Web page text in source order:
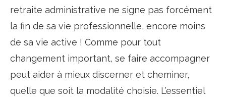
retraite administrative ne signe pas forcément
la fin de sa vie professionnelle, encore moins
de sa vie active ! Comme pour tout
changement important, se faire accompagner
peut aider à mieux discerner et cheminer,
quelle que soit la modalité choisie. L’essentiel